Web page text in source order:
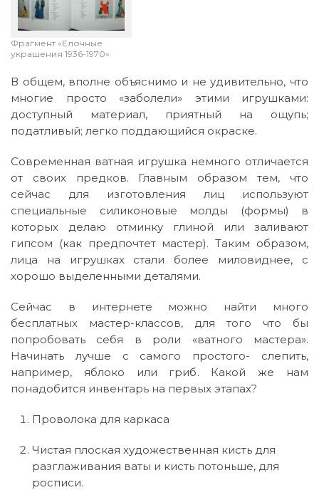
Фрагмент «Елочные
украшения 1936-1970»
В общем, вполне объяснимо и не удивительно, что
многие просто «заболели» этими игрушками:
доступный материал, приятный на ощупь;
податливый; легко поддающийся окраске.
Современная ватная игрушка немного отличается
от своих предков. Главным образом тем, что
сейчас для изготовления лиц используют
специальные силиконовые молды (формы) в
которых делаю отминку глиной или заливают
гипсом (как предпочтет мастер). Таким образом,
лица на игрушках стали более миловиднее, с
хорошо выделенными деталями.
Сейчас в интернете можно найти много
бесплатных мастер-классов, для того что бы
попробовать себя в роли «ватного мастера».
Начинать лучше с самого простого- слепить,
например, яблоко или гриб. Какой же нам
понадобится инвентарь на первых этапах?
Проволока для каркаса
Чистая плоская художественная кисть для
разглаживания ваты и кисть потоньше, для
росписи.